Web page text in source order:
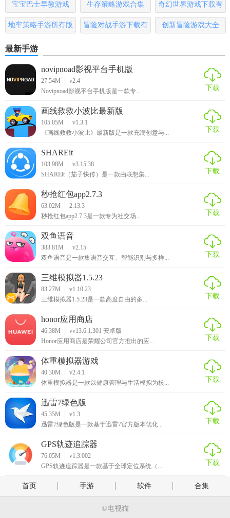
宝宝巴士早教游戏 生存策略游戏合集
奇幻世界游戏下载有
哪些
地牢策略手游所有版
冒险对战手游下载有
创新冒险游戏大全
最新手游
novipnoad影视平台手机版
27.54M
v2.4
Novipnoad影视平台手机版是一款专...
下载
画线救救小波比最新版
105.05M
v1.3.1
《画线救救小波比》最新版是一款充满创意与...
下载
SHAREit
103.98M
v3.15.38
SHAREit（茄子快传）是一款由联想集...
下载
秒抢红包app2.7.3
63.02M
2.13.3
秒抢红包app2.7.3是一款专为社交场...
下载
双鱼语音
383.81M
v2.15
双鱼语音是一款集语音交互、智能识别与多样...
下载
三维模拟器1.5.23
83.27M
v1.10.23
三维模拟器1.5.23是一款高度自由的多...
下载
honor应用商店
46.38M
vv13.6.1.301 安卓版
Honor应用商店是荣耀公司官方推出的应...
下载
体重模拟器游戏
40.30M
v2.4.1
体重模拟器是一款以健康管理与生活模拟为核...
下载
迅雷7绿色版
45.35M
v1.3
迅雷7绿色版是一款基于迅雷7官方版本优化...
下载
GPS轨迹追踪器
76.05M
v1.3.002
GPS轨迹追踪器是一款基于全球定位系统（...
下载
首页 手游 软件 合集
©电视猫